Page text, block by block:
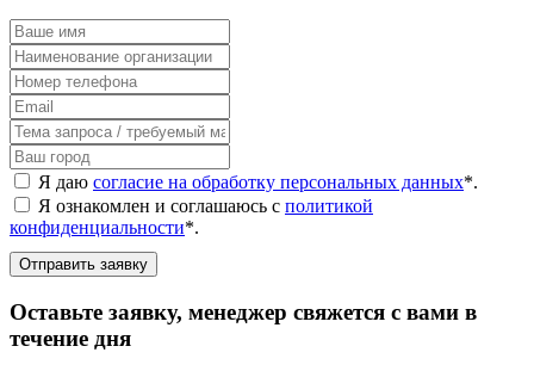
Я даю согласие на обработку персональных данных*.
Я ознакомлен и соглашаюсь с политикой
конфиденциальности*.
Отправить заявку
Оставьте заявку, менеджер свяжется с вами в
течение дня